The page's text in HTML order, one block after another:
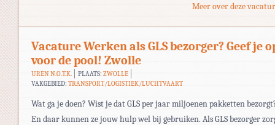
Meer over deze
Vacature Werken als GLS bezorger? Geef je
voor de pool! Zwolle
UREN N.O.T.K. PLAATS: ZWOLLE
VAKGEBIED: TRANSPORT/LOGISTIEK/LUCHTVAART
Wat ga je doen? Wist je dat GLS per jaar miljoenen pakketten
En daar kunnen ze jouw hulp wel bij gebruiken. Als GLS bezorger